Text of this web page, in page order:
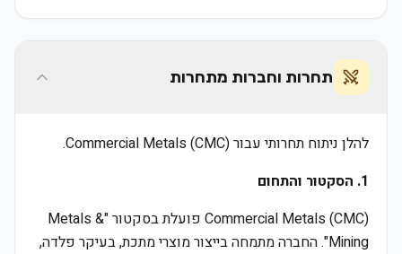
תחרות וחברות מתחרות
להלן ניתוח תחרותי עבור Commercial Metals (CMC).
1. הסקטור והתחום
Commercial Metals (CMC) פועלת בסקטור "Metals &
Mining". החברה מתמחה בייצור מוצרי מתכת, בעיקר פלדה,